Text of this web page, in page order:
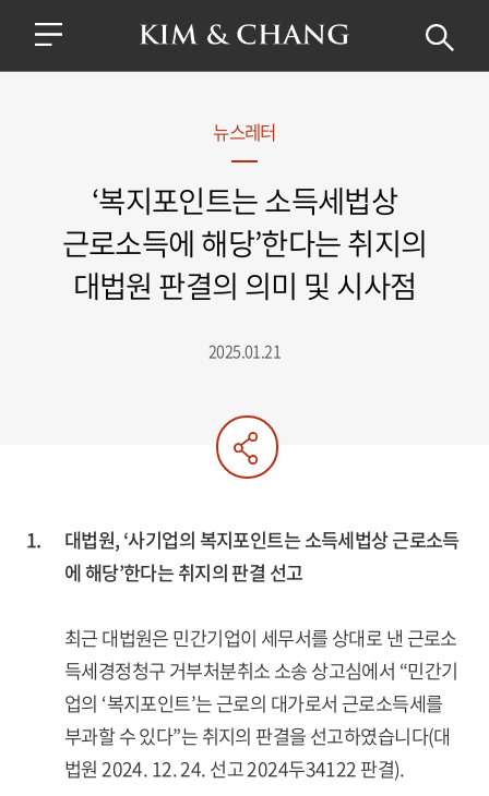
뉴스레터
‘복지포인트는 소득세법상
근로소득에 해당’한다는 취지의
대법원 판결의 의미 및 시사점
2025.01.21
1.
대법원, ‘사기업의 복지포인트는 소득세법상 근로소득
에 해당’한다는 취지의 판결 선고
최근 대법원은 민간기업이 세무서를 상대로 낸 근로소
득세경정청구 거부처분취소 소송 상고심에서 “민간기
업의 ‘복지포인트’는 근로의 대가로서 근로소득세를
부과할 수 있다”는 취지의 판결을 선고하였습니다(대
법원 2024. 12. 24. 선고 2024두34122 판결).